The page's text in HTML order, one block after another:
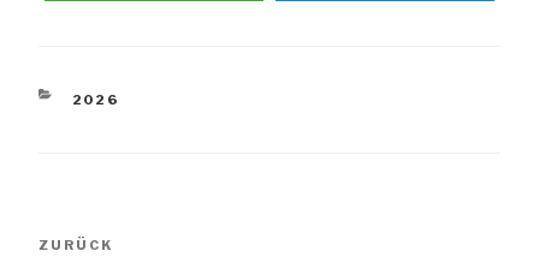
KATEGORIEN
2026
Vorheriger
ZURÜCK